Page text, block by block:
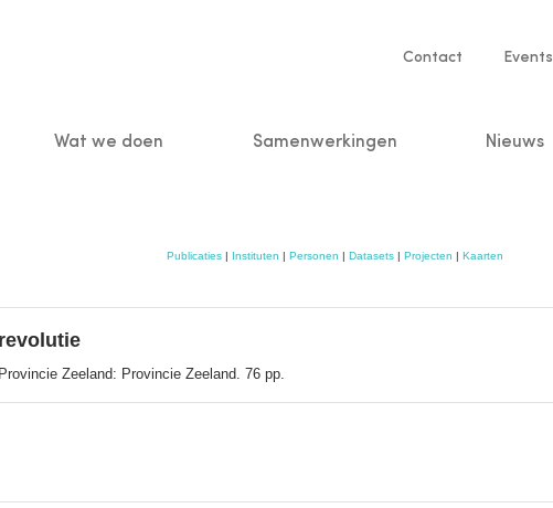
Service
Contact Events
Wat we doen Samenwerkingen Nieuws
Publicaties| Instituten | Personen | Datasets| Projecten | Kaarten
Zeeland: Provincie Zeeland. 76 pp.